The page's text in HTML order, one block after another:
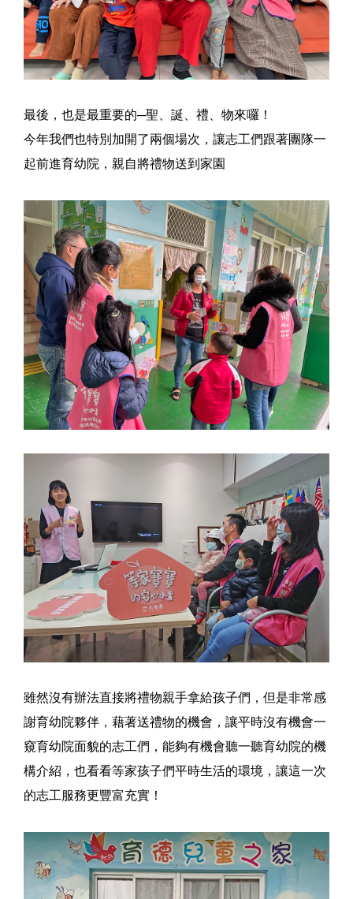
最後，也是最重要的─聖、誕、禮、物來囉！
今年我們也特別加開了兩個場次，讓志工們跟著團隊一
起前進育幼院，親自將禮物送到家園
雖然沒有辦法直接將禮物親手拿給孩子們，但是非常感
謝育幼院夥伴，藉著送禮物的機會，讓平時沒有機會一
窺育幼院面貌的志工們，能夠有機會聽一聽育幼院的機
構介紹，也看看等家孩子們平時生活的環境，讓這一次
的志工服務更豐富充實！